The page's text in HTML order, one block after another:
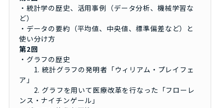
・統計学の歴史、活用事例（データ分析、機械学習な
ど）
・データの要約（平均値、中央値、標準偏差など）と
使い分け方
第2回
・グラフの歴史
1. 統計グラフの発明者「ウィリアム・プレイフェ
ア」
2. グラフを用いて医療改革を行なった「フローレ
ンス・ナイチンゲール」